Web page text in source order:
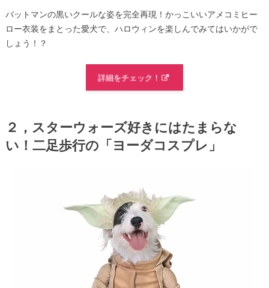
バットマンの黒いクールな姿を完全再現！かっこいいアメコミヒー
ロー衣装をまとった愛犬で、ハロウィンを楽しんでみてはいかがで
しょう！？
詳細をチェック！
２，スターウォーズ好きにはたまらな
い！二足歩行の「ヨーダコスプレ」